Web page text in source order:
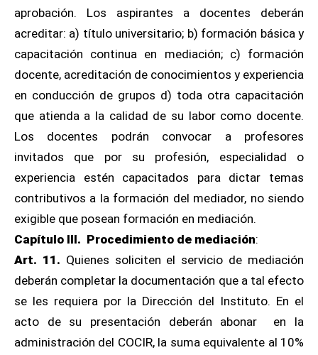
aprobación. Los aspirantes a docentes deberán
acreditar: a) título universitario; b) formación básica y
capacitación continua en mediación; c) formación
docente, acreditación de conocimientos y experiencia
en conducción de grupos d) toda otra capacitación
que atienda a la calidad de su labor como docente.
Los docentes podrán convocar a profesores
invitados que por su profesión, especialidad o
experiencia estén capacitados para dictar temas
contributivos a la formación del mediador, no siendo
exigible que posean formación en mediación.
Capítulo III. Procedimiento de mediación:
Art. 11. Quienes soliciten el servicio de mediación
deberán completar la documentación que a tal efecto
se les requiera por la Dirección del Instituto. En el
acto de su presentación deberán abonar en la
administración del COCIR, la suma equivalente al 10%